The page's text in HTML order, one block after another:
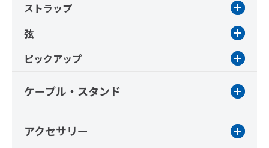
ストラップ
弦
ピックアップ
ケーブル・スタンド
アクセサリー